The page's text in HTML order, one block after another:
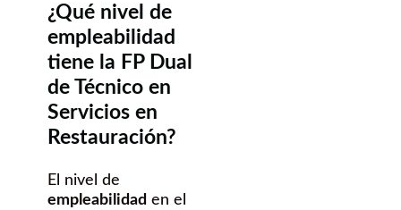
¿Qué nivel de
empleabilidad
tiene la FP Dual
de Técnico en
Servicios en
Restauración?
El nivel de
empleabilidad en el